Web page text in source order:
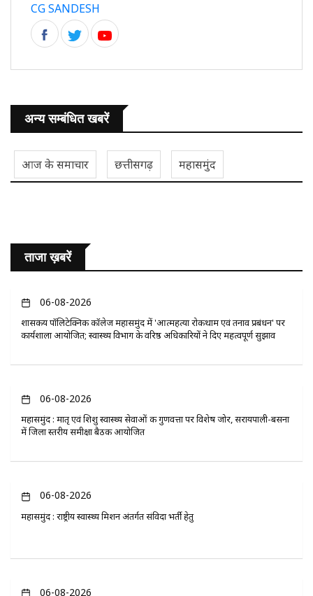
CG SANDESH
अन्य सम्बंधित खबरें
आज के समाचार छत्तीसगढ़ महासमुंद
ताजा ख़बरें
06-08-2026
​शासकीय पॉलिटेक्निक कॉलेज महासमुंद में 'आत्महत्या रोकथाम एवं तनाव प्रबंधन' पर
कार्यशाला आयोजित; स्वास्थ्य विभाग के वरिष्ठ अधिकारियों ने दिए महत्वपूर्ण सुझाव
06-08-2026
महासमुंद : मातृ एवं शिशु स्वास्थ्य सेवाओं की गुणवत्ता पर विशेष जोर, सरायपाली-बसना
में जिला स्तरीय समीक्षा बैठक आयोजित
06-08-2026
महासमुंद : राष्ट्रीय स्वास्थ्य मिशन अंतर्गत संविदा भर्ती हेतु
06-08-2026